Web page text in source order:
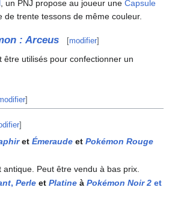
, un PNJ propose au joueur une Capsule
de trente tessons de même couleur.
: Arceus [modifier]
être utilisés pour confectionner un
]
]
et Émeraude et Pokémon Rouge
Peut être vendu à bas prix.
, Perle et Platine à Pokémon Noir 2 et